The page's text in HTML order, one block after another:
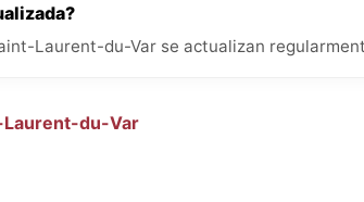
Laurent-du-Var se actualizan
Laurent-du-Var